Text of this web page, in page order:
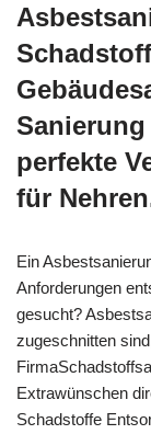
perfekte
für
Ein
Anforderungen
gesucht?
zugeschnitten
Extrawünschen
Schadstoffe